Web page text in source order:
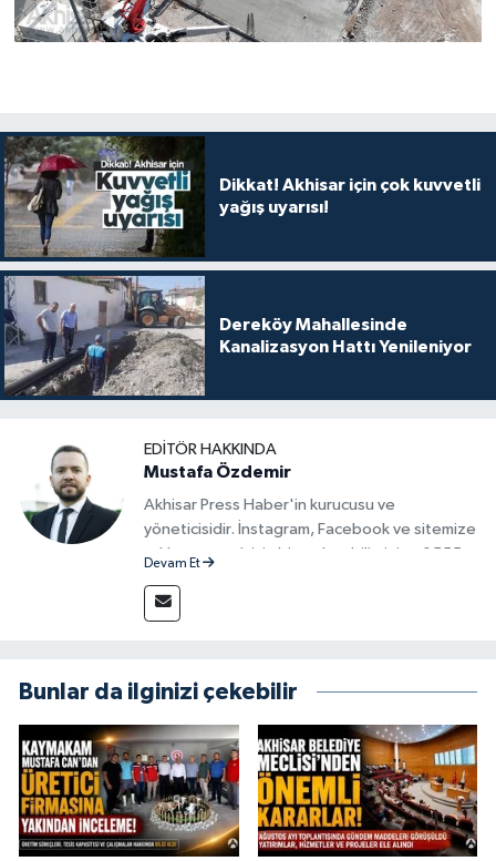
Dikkat! Akhisar için çok kuvvetli
yağış uyarısı!
Dereköy Mahallesinde
Kanalizasyon Hattı Yenileniyor
EDITÖR HAKKINDA
Mustafa Özdemir
Akhisar Press Haber'in kurucusu ve
yöneticisidir. İnstagram, Facebook ve sitemize
reklam vermek için bize ulaşabilirsiniz - 0555
Devam Et
Bunlar da ilginizi çekebilir